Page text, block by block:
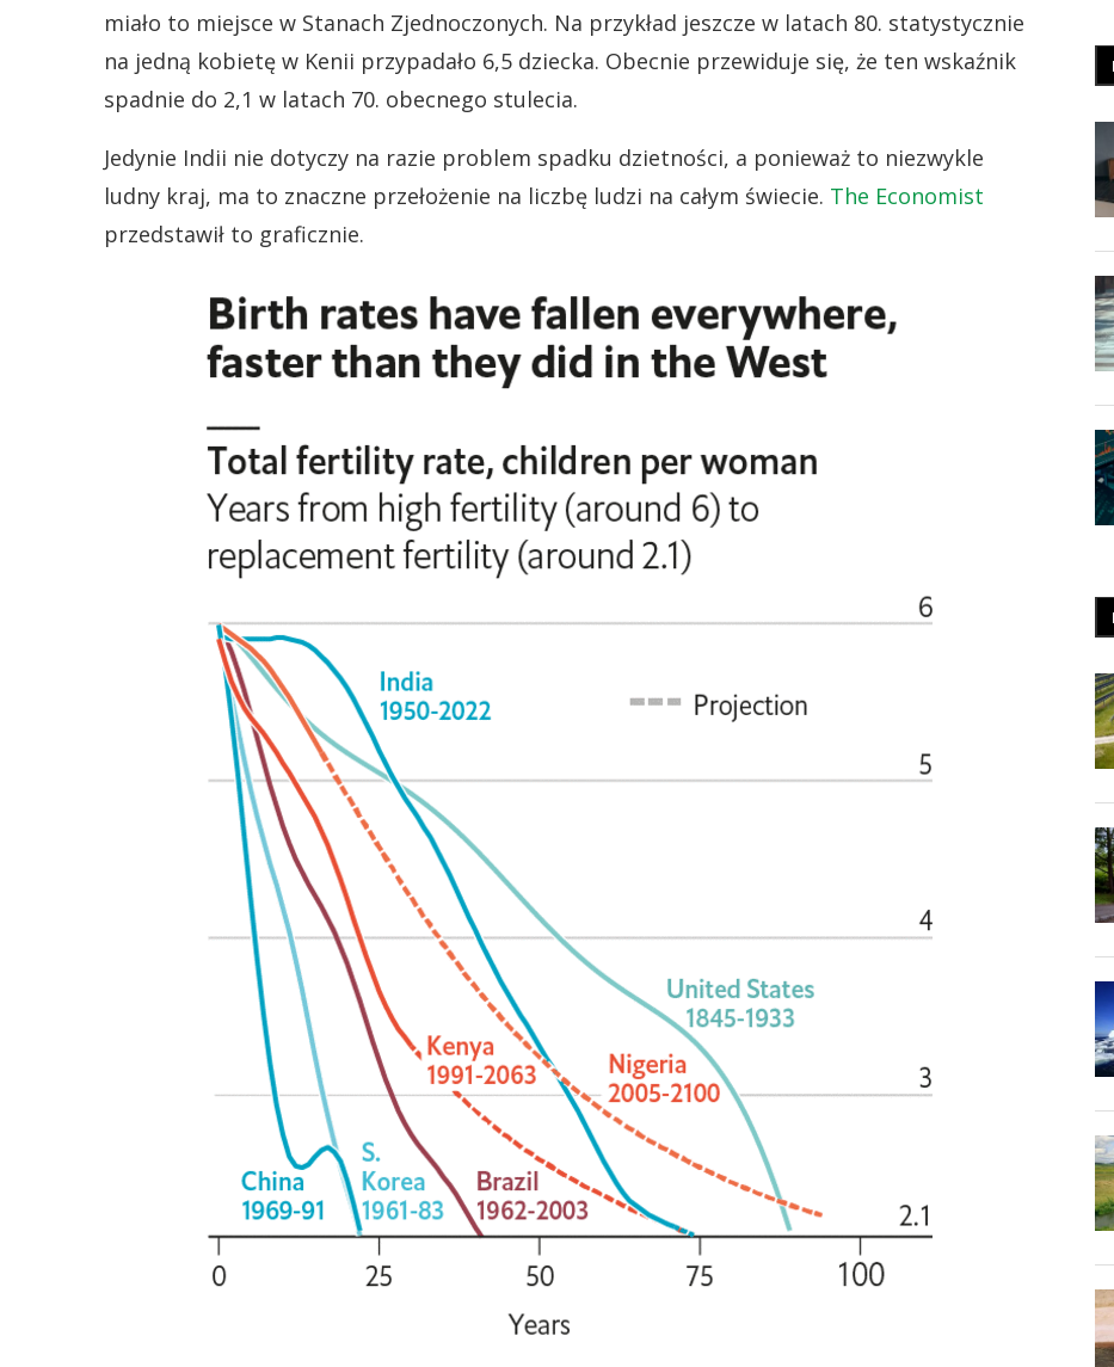
miało to miejsce w Stanach Zjednoczonych. Na przykład jeszcze w latach 80. statystycznie
na jedną kobietę w Kenii przypadało 6,5 dziecka. Obecnie przewiduje się, że ten wskaźnik
spadnie do 2,1 w latach 70. obecnego stulecia.
Jedynie Indii nie dotyczy na razie problem spadku dzietności, a ponieważ to niezwykle
ludny kraj, ma to znaczne przełożenie na liczbę ludzi na całym świecie. The Economist
przedstawił to graficznie.